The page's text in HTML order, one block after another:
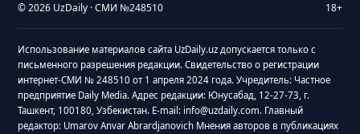
© 2026 UzDaily · СМИ №248510 18+
Использование материалов сайта UzDaily.uz допускается только с
письменного разрешения редакции. Свидетельство о регистрации
интернет-СМИ № 248510 от 1 апреля 2024 года. Учредитель: Частное
предприятие Daily Media. Адрес редакции: Юнусабад, 12-27-73, г.
Ташкент, 100180, Узбекистан. E-mail: info@uzdaily.com. Главный
редактор: Umarov Anvar Abrardjanovich Мнения авторов в публикациях